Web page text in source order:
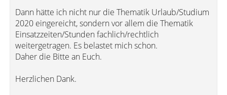
Dann hätte ich nicht nur die Thematik Urlaub/Studium
2020 eingereicht, sondern vor allem die Thematik
Einsatzzeiten/Stunden fachlich/rechtlich
weitergetragen. Es belastet mich schon.
Daher die Bitte an Euch.
Herzlichen Dank.